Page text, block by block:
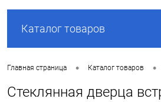
Каталог товаров
Главная страница • Каталог товаров •
Стеклянная дверца